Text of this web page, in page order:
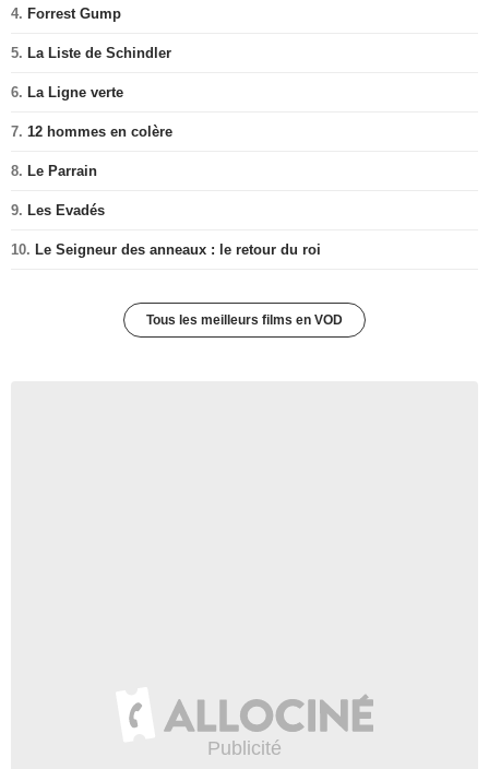
4. Forrest Gump
5. La Liste de Schindler
6. La Ligne verte
7. 12 hommes en colère
8. Le Parrain
9. Les Evadés
10. Le Seigneur des anneaux : le retour du roi
Tous les meilleurs films en VOD